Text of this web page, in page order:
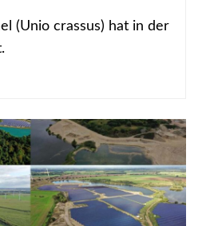
(Unio crassus) hat in der